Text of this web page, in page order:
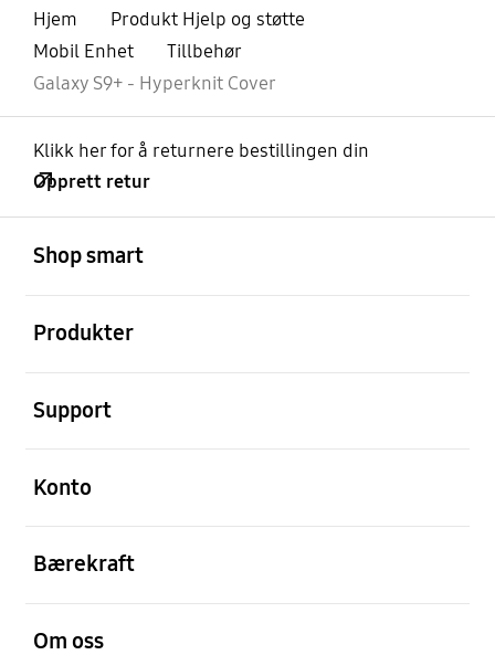
Hjem
Produkt Hjelp og støtte
Mobil Enhet
Tillbehør
Galaxy S9+ - Hyperknit Cover
Klikk her for å returnere bestillingen din
Opprett retur
Shop smart
Produkter
Support
Konto
Bærekraft
Om oss